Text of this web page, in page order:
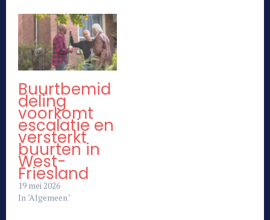
Buurtbemid
deling
voorkomt
escalatie en
versterkt
buurten in
West-
Friesland
19 mei 2026
In "Algemeen"